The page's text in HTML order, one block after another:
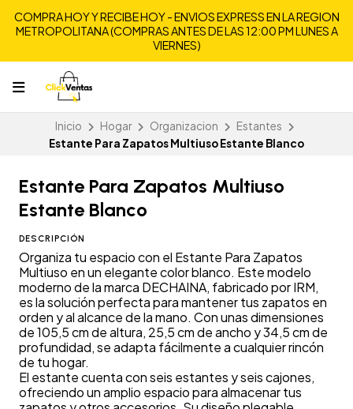
COMPRA HOY Y RECIBE HOY - ENVIOS EXPRESS EN LA REGION
METROPOLITANA (COMPRAS ANTES DE LAS 12:00 PM LUNES A
VIERNES)
Inicio Hogar Organizacion
Estantes
Estante Para Zapatos Multiuso Estante Blanco
Estante Para Zapatos Multiuso
Estante Blanco
DESCRIPCIÓN
Organiza tu espacio con el Estante Para Zapatos
Multiuso en un elegante color blanco. Este modelo
moderno de la marca DECHAINA, fabricado por IRM,
es la solución perfecta para mantener tus zapatos en
orden y al alcance de la mano. Con unas dimensiones
de 105,5 cm de altura, 25,5 cm de ancho y 34,5 cm de
profundidad, se adapta fácilmente a cualquier rincón
de tu hogar.
El estante cuenta con seis estantes y seis cajones,
ofreciendo un amplio espacio para almacenar tus